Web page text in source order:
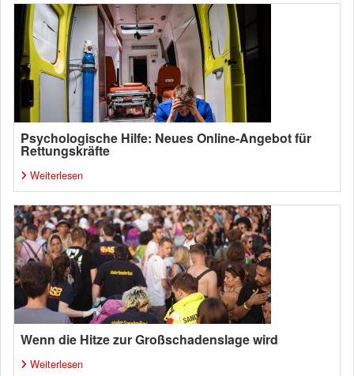
Psychologische Hilfe: Neues Online-Angebot für
Rettungskräfte
Weiterlesen
Wenn die Hitze zur Großschadenslage wird
Weiterlesen